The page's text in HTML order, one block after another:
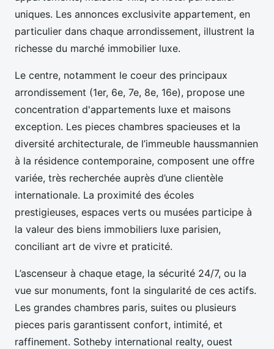
uniques. Les annonces exclusivite appartement, en
particulier dans chaque arrondissement, illustrent la
richesse du marché immobilier luxe.
Le centre, notamment le coeur des principaux
arrondissement (1er, 6e, 7e, 8e, 16e), propose une
concentration d'appartements luxe et maisons
exception. Les pieces chambres spacieuses et la
diversité architecturale, de l’immeuble haussmannien
à la résidence contemporaine, composent une offre
variée, très recherchée auprès d’une clientèle
internationale. La proximité des écoles
prestigieuses, espaces verts ou musées participe à
la valeur des biens immobiliers luxe parisien,
conciliant art de vivre et praticité.
L’ascenseur à chaque etage, la sécurité 24/7, ou la
vue sur monuments, font la singularité de ces actifs.
Les grandes chambres paris, suites ou plusieurs
pieces paris garantissent confort, intimité, et
raffinement. Sotheby international realty, ouest